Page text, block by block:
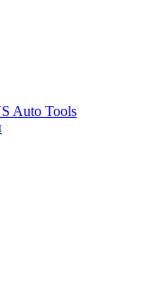
Auto Tools